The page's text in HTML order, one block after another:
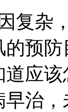
杂，
预
应
治